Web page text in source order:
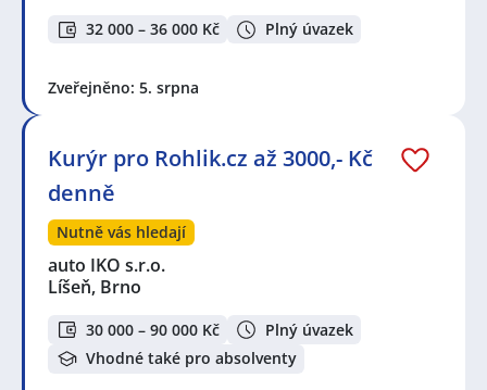
32 000 – 36 000 Kč Plný úvazek
Zveřejněno: 5. srpna
Kurýr pro Rohlik.cz až 3000,- Kč
denně
Nutně vás hledají
auto IKO s.r.o.
Líšeň, Brno
30 000 – 90 000 Kč
Plný úvazek
Vhodné také pro absolventy